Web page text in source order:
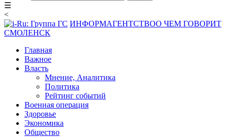
☰
<
ИНФОРМАГЕНТСТВОО ЧЕМ ГОВОРИТ
СМОЛЕНСК
Главная
Важное
Власть
Мнение, Аналитика
Политика
Рейтинг событий
Военная операция
Здоровье
Экономика
Общество